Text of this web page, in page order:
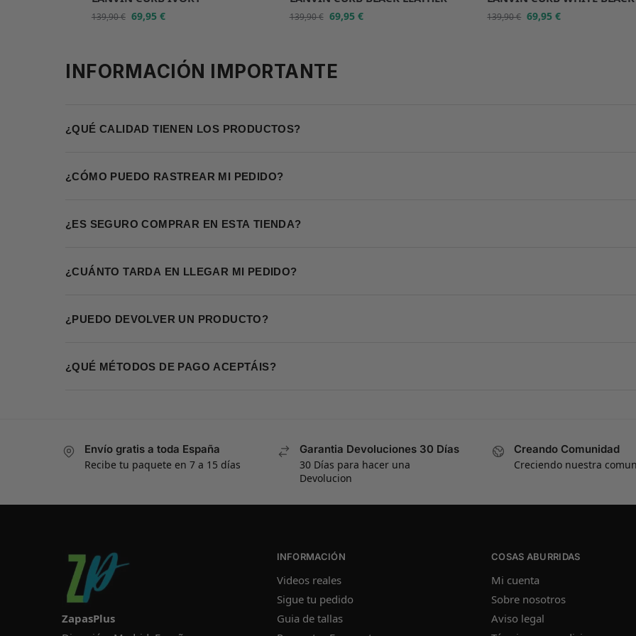
139,90€ 69,95 € 139,90€ 69,95 € 139,90€ 69,95€
INFORMACIÓN IMPORTANTE
¿QUÉ CALIDAD TIENEN LOS PRODUCTOS?
¿CÓMO PUEDO RASTREAR MI PEDIDO?
¿ES SEGURO COMPRAR EN ESTA TIENDA?
¿CUÁNTO TARDA EN LLEGAR MI PEDIDO?
¿PUEDO DEVOLVER UN PRODUCTO?
¿QUÉ MÉTODOS DE PAGO ACEPTÁIS?
Envío gratis a toda España
Recibe tu paquete en 7 a 15 días
Garantia Devoluciones 30 Días
30 Días para hacer una
Devolucion
Creando Comunidad
Creciendo nuestra
ZapasPlus
INFORMACIÓN
Videos reales
Sigue tu pedido
Guia de tallas
COSAS ABURRIDAS
Mi cuenta
Sobre nosotros
Aviso legal